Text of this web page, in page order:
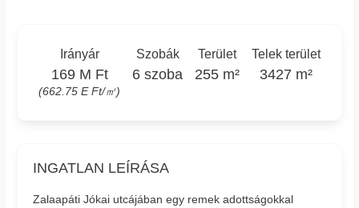
Irányár
169 M Ft
(662.75 E Ft/㎡)
Szobák
6 szoba
Terület
255 m²
Telek terület
3427 m²
INGATLAN LEÍRÁSA
Zalaapáti Jókai utcájában egy remek adottságokkal